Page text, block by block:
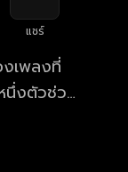
แชร์
เพลงที่
นึ่งตัวช่วย
“ดวง”